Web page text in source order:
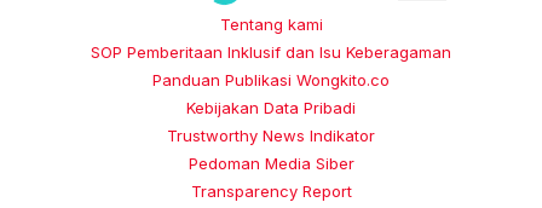
Tentang kami
SOP Pemberitaan Inklusif dan Isu Keberagaman
Panduan Publikasi Wongkito.co
Kebijakan Data Pribadi
Trustworthy News Indikator
Pedoman Media Siber
Transparency Report